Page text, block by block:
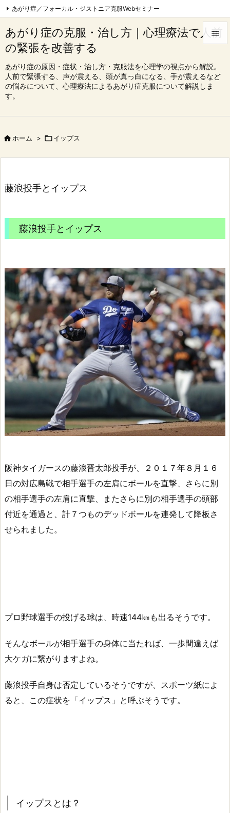
あがり症の克服・治し方｜心理療法で人前
の緊張を改善する
あがり症の原因・症状・治し方・克服法を心理学の視点から解説。
人前で緊張する、声が震える、頭が真っ白になる、手が震えるなど
の悩みについて、心理療法によるあがり症克服について解説しま
す。

メニュ

サイド
前へ

あがり症／フォーカル・ジストニア克服Webセミナー
フォーカル・ジストニア克服Webセミナー|東京
心理療法でフォーカル・ジストニア完治を目指す会
ホーム > イップス
藤浪投手とイップス
藤浪投手とイップス
阪神タイガースの藤浪晋太郎投手が、２０１７年８月１６
日の対広島戦で相手選手の左肩にボールを直撃、さらに別
の相手選手の左肩に直撃、またさらに別の相手選手の頭部
付近を通過と、計７つものデッドボールを連発して降板さ
せられました。
プロ野球選手の投げる球は、時速144㎞も出るそうです。
そんなボールが相手選手の身体に当たれば、一歩間違えば
大ケガに繋がりますよね。
藤浪投手自身は否定しているそうですが、スポーツ紙によ
ると、この症状を「イップス」と呼ぶそうです。
イップスとは？